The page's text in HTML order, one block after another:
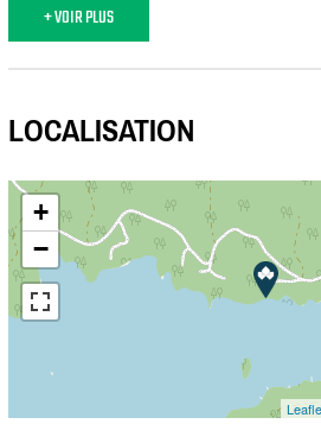
+ VOIR PLUS
LOCALISATION
+
−